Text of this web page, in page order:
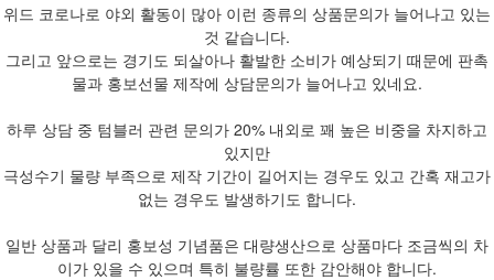
위드 코로나로 야외 활동이 많아 이런 종류의 상품문의가 늘어나고 있는
것 같습니다.
그리고 앞으로는 경기도 되살아나 활발한 소비가 예상되기 때문에 판촉
물과 홍보선물 제작에 상담문의가 늘어나고 있네요.
하루 상담 중 텀블러 관련 문의가 20% 내외로 꽤 높은 비중을 차지하고
있지만
극성수기 물량 부족으로 제작 기간이 길어지는 경우도 있고 간혹 재고가
없는 경우도 발생하기도 합니다.
일반 상품과 달리 홍보성 기념품은 대량생산으로 상품마다 조금씩의 차
이가 있을 수 있으며 특히 불량률 또한 감안해야 합니다.